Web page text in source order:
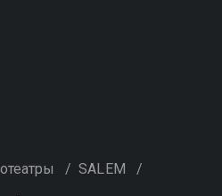
/ SALEM /